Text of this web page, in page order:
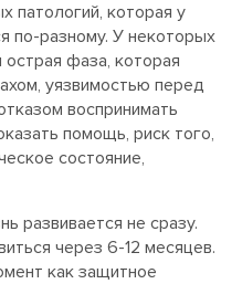
патологий, которая у
по-разному. У некоторых
фаза, которая
уязвимостью перед
воспринимать
помощь, риск того,
состояние,
развивается не сразу.
через 6-12 месяцев.
как защитное